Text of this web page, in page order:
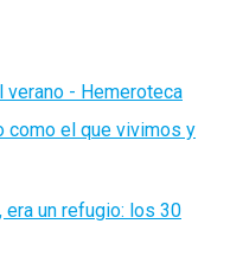
verano - Hemeroteca
como el que vivimos y
era un refugio: los 30